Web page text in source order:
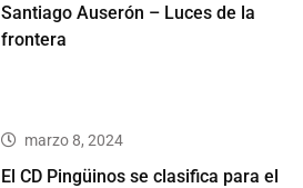
Santiago Auserón – Luces de la
frontera
marzo 8, 2024
El CD Pingüinos se clasifica para el